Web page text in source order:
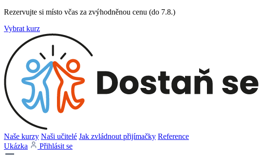
Rezervujte si místo včas za zvýhodněnou cenu (do 7.8.)
Vybrat kurz
Naše kurzy Naši učitelé Jak zvládnout přijímačky Reference
Ukázka
Přihlásit se